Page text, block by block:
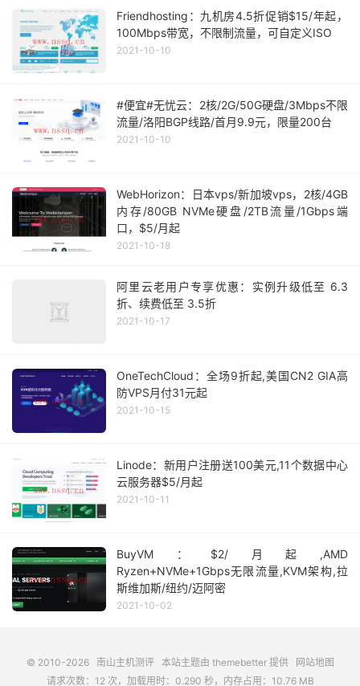
Friendhosting：九机房4.5折促销$15/年起，
100Mbps带宽，不限制流量，可自定义ISO
2021-10-10
#便宜#无忧云：2核/2G/50G硬盘/3Mbps不限
流量/洛阳BGP线路/首月9.9元，限量200台
2021-10-10
WebHorizon：日本vps/新加坡vps，2核/4GB
内存/80GB NVMe硬盘/2TB流量/1Gbps端
口，$5/月起
2021-10-18
阿里云老用户专享优惠：实例升级低至 6.3
折、续费低至 3.5折
2021-10-17
OneTechCloud：全场9折起,美国CN2 GIA高
防VPS月付31元起
2021-10-15
Linode：新用户注册送100美元,11个数据中心
云服务器$5/月起
2021-10-11
BuyVM：$2/月起,AMD
Ryzen+NVMe+1Gbps无限流量,KVM架构,拉
斯维加斯/纽约/迈阿密
2021-10-02
© 2010-2026 南山主机测评本站主题由 themebetter提供
网站地图
请求次数：12 次，加载用时：0.290 秒，内存占用：10.76 MB